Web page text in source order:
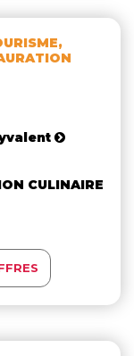
CULINAIRE